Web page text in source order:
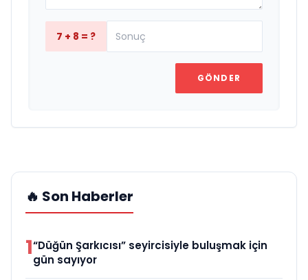
7 + 8 = ?
GÖNDER
🔥 Son Haberler
1“Düğün Şarkıcısı” seyircisiyle buluşmak için
gün sayıyor